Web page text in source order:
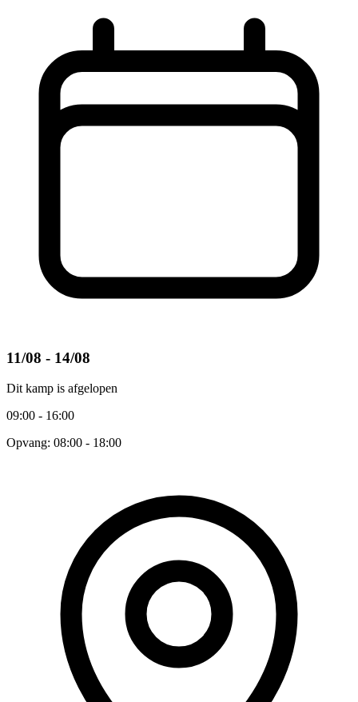
11/08 - 14/08
Dit kamp is afgelopen
09:00 - 16:00
Opvang: 08:00 - 18:00